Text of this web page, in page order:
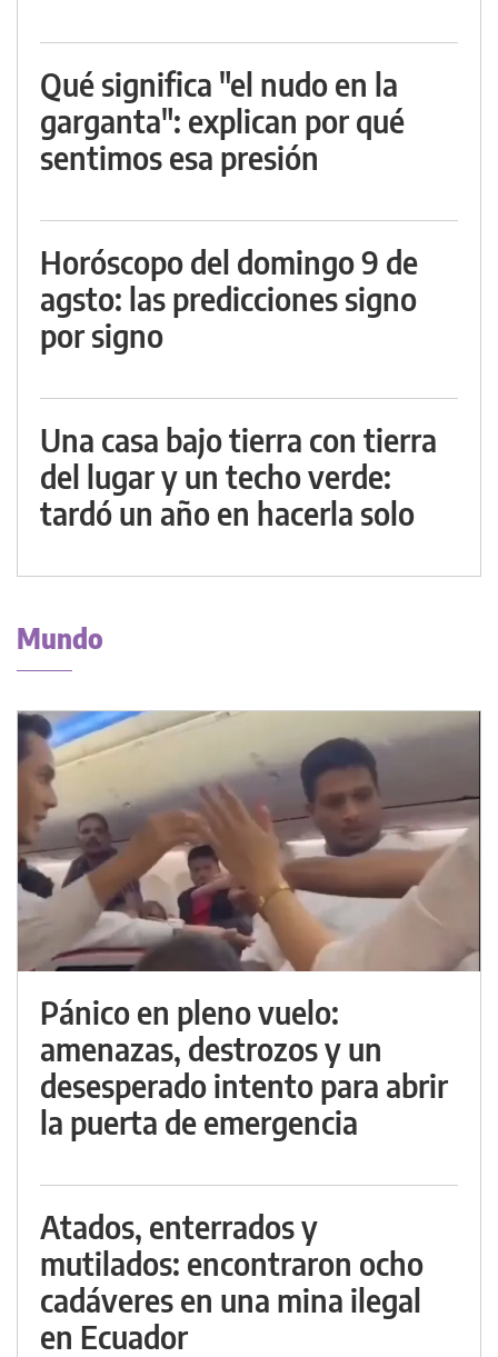
Qué significa "el nudo en la
garganta": explican por qué
sentimos esa presión
Horóscopo del domingo 9 de
agsto: las predicciones signo
por signo
Una casa bajo tierra con tierra
del lugar y un techo verde:
tardó un año en hacerla solo
Mundo
Pánico en pleno vuelo:
amenazas, destrozos y un
desesperado intento para abrir
la puerta de emergencia
Atados, enterrados y
mutilados: encontraron ocho
cadáveres en una mina ilegal
en Ecuador